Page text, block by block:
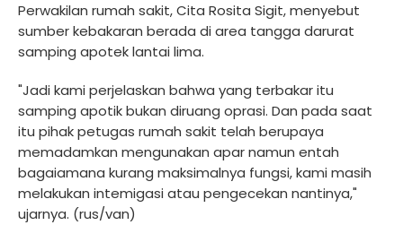
Perwakilan rumah sakit, Cita Rosita Sigit, menyebut
sumber kebakaran berada di area tangga darurat
samping apotek lantai lima.
"Jadi kami perjelaskan bahwa yang terbakar itu
samping apotik bukan diruang oprasi. Dan pada saat
itu pihak petugas rumah sakit telah berupaya
memadamkan mengunakan apar namun entah
bagaiamana kurang maksimalnya fungsi, kami masih
melakukan intemigasi atau pengecekan nantinya,"
ujarnya. (rus/van)